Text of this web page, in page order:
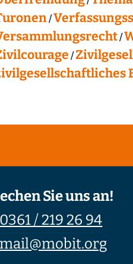
Sie uns an!
0361 / 219 26 94
mail@mobit.org